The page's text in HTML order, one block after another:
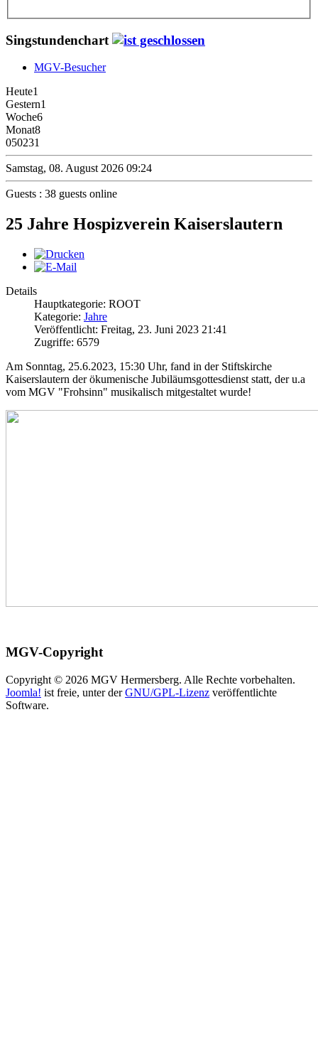
Singstundenchart
MGV-Besucher
Heute1
Gestern1
Woche6
Monat8
050231
Samstag, 08. August 2026 09:24
Guests : 38 guests online
25 Jahre Hospizverein Kaiserslautern
Details
Hauptkategorie: ROOT
Kategorie: Jahre
Veröffentlicht: Freitag, 23. Juni 2023 21:41
Zugriffe: 6579
Am Sonntag, 25.6.2023, 15:30 Uhr, fand in der Stiftskirche
Kaiserslautern der ökumenische Jubiläumsgottesdienst statt, der u.a
vom MGV "Frohsinn" musikalisch mitgestaltet wurde!
MGV-Copyright
Copyright © 2026 MGV Hermersberg. Alle Rechte vorbehalten.
Joomla! ist freie, unter derGNU/GPL-Lizenz veröffentlichte
Software.